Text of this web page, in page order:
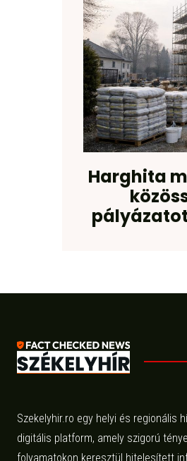
Harghita
pályázatot
Szekelyhir.ro egy helyi és regionális
digitális platform, amely szigorú
folyamatokon keresztül hitelesített